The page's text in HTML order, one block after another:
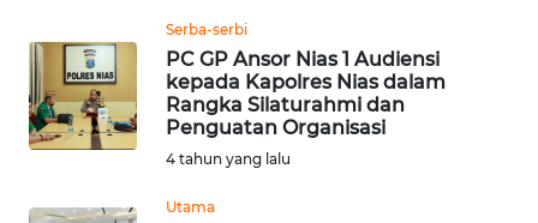
Serba-serbi
PC GP Ansor Nias 1 Audiensi
kepada Kapolres Nias dalam
Rangka Silaturahmi dan
Penguatan Organisasi
4 tahun yang lalu
Utama
WN
CIANJUR
WN